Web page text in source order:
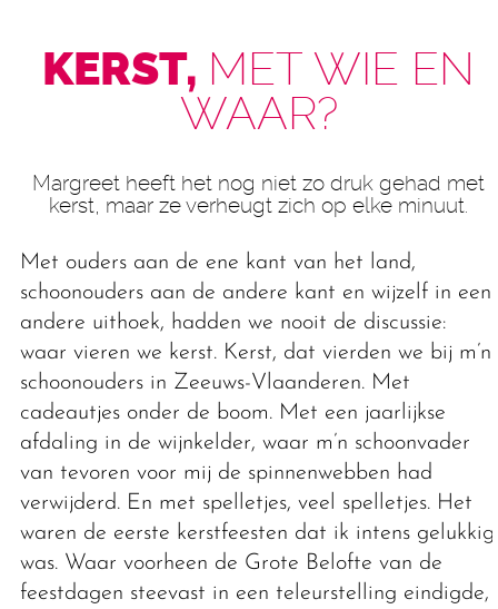
KERST, MET WIE EN
WAAR?
Margreet heeft het nog niet zo druk gehad met
kerst, maar ze verheugt zich op elke minuut.
Met ouders aan de ene kant van het land,
schoonouders aan de andere kant en wijzelf in een
andere uithoek, hadden we nooit de discussie:
waar vieren we kerst. Kerst, dat vierden we bij m’n
schoonouders in Zeeuws-Vlaanderen. Met
cadeautjes onder de boom. Met een jaarlijkse
afdaling in de wijnkelder, waar m’n schoonvader
van tevoren voor mij de spinnenwebben had
verwijderd. En met spelletjes, veel spelletjes. Het
waren de eerste kerstfeesten dat ik intens gelukkig
was. Waar voorheen de Grote Belofte van de
feestdagen steevast in een teleurstelling eindigde,